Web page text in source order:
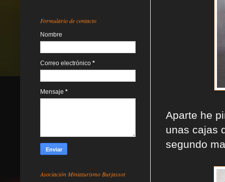
Aparte he
unas cajas
segundo
Formulario de contacto
Nombre
Correo electrónico *
Mensaje *
Asociación Miniaturismo Burjassot